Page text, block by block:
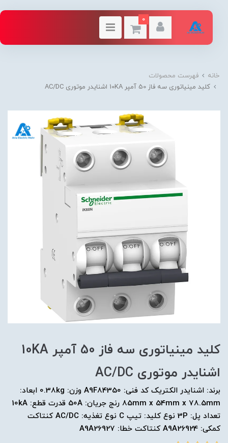
0
خانه
فهرست محصولات
کلید مينياتوری سه فاز 50 آمپر 10KA اشنایدر موتوری AC/DC
کلید مينياتوری سه فاز 50 آمپر 10KA
اشنایدر موتوری AC/DC
برند: اشنایدر الکتریک کد فنی: A9F84350 وزن: 0.38kg ابعاد:
85mm x 54mm x 78.5mm رنج جریان: 50A قدرت قطع: 10kA
تعداد پل: 3P نوع کلید: تیپ C نوع تغذیه: AC/DC کنتاکت
کمکی: A9A26924 کنتاکت خطا: A9A26927